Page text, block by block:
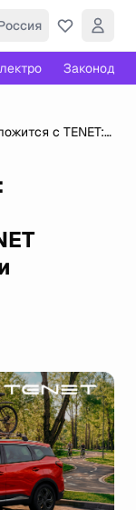
с TENET:
АвтоСпецЦентр